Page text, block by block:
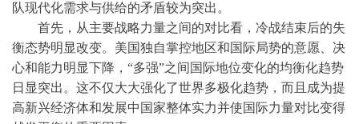
队现代化需求与供给的矛盾较为突出。
首先，从主要战略力量之间的对比看，冷战结束后的失
衡态势明显改变。美国独自掌控地区和国际局势的意愿、决
心和能力明显下降， “多强”之间国际地位变化的均衡化趋势
日显突出。这不仅大大强化了世界多极化趋势，而且成为提
高新兴经济体和发展中国家整体实力并使国际力量对比变得